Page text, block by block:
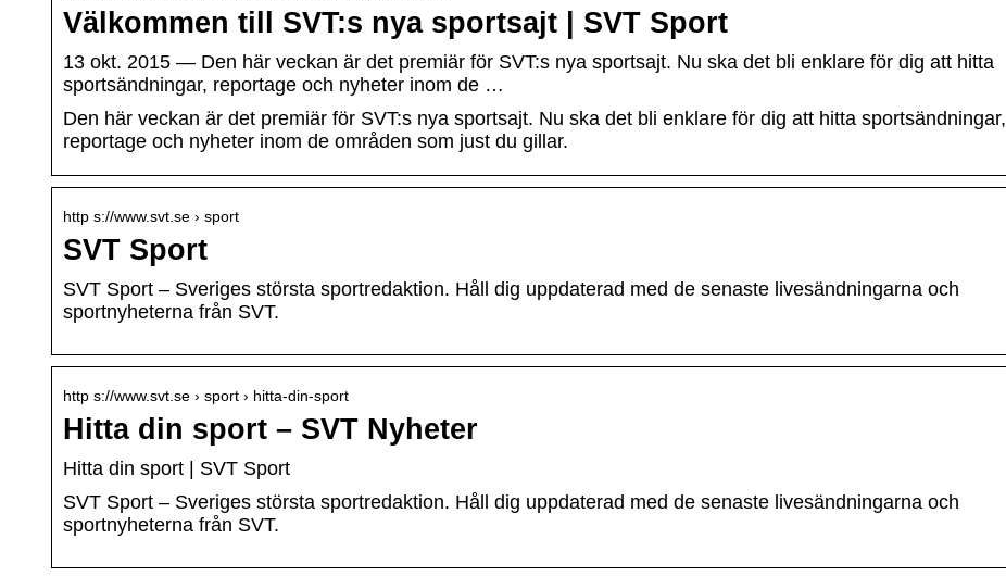
Välkommen till SVT:s nya sportsajt | SVT Sport
13 okt. 2015 — Den här veckan är det premiär för SVT:s nya sportsajt. Nu ska det bli enklare för dig att hitta
sportsändningar, reportage och nyheter inom de …
Den här veckan är det premiär för SVT:s nya sportsajt. Nu ska det bli enklare för dig att hitta sportsändningar,
reportage och nyheter inom de områden som just du gillar.
http s://www.svt.se › sport
SVT Sport
SVT Sport – Sveriges största sportredaktion. Håll dig uppdaterad med de senaste livesändningarna och
sportnyheterna från SVT.
http s://www.svt.se › sport › hitta-din-sport
Hitta din sport – SVT Nyheter
Hitta din sport | SVT Sport
SVT Sport – Sveriges största sportredaktion. Håll dig uppdaterad med de senaste livesändningarna och
sportnyheterna från SVT.